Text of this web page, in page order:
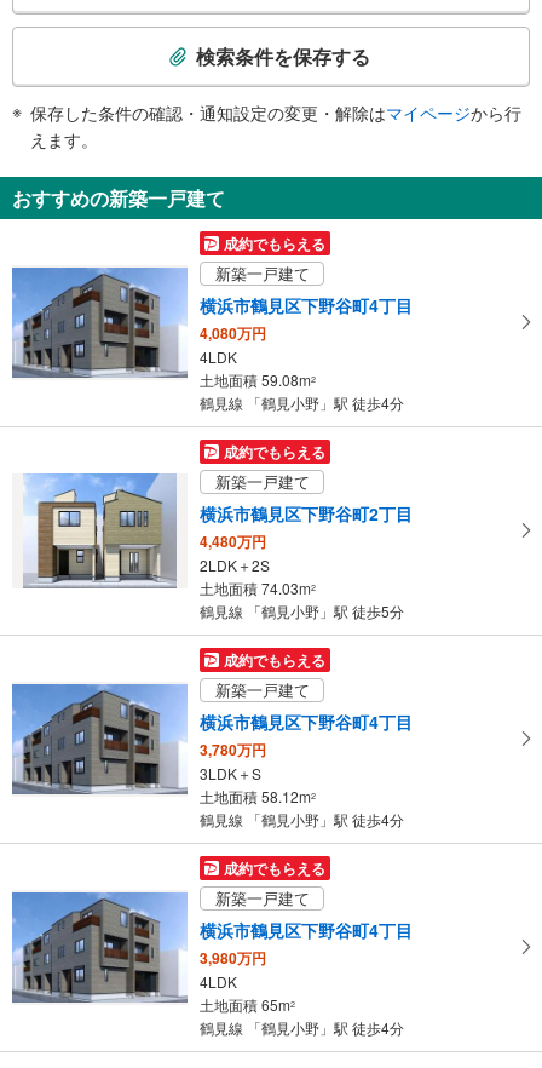
その他
検
知
を
取
る
・
条
イ
ペ
に
存
る
検索条件を保存する
保存した条件の確認・通知設定の変更・解除はマイページから行
えます。
おすすめの新築一戸建て
成約でもらえる
新築一戸建て
横浜市鶴見区下野谷町4丁目
4,080万円
4LDK
土地面積 59.08m2
鶴見線 「鶴見小野」駅 徒歩4分
成約でもらえる
新築一戸建て
横浜市鶴見区下野谷町2丁目
4,480万円
2LDK＋2S
土地面積 74.03m2
鶴見線 「鶴見小野」駅 徒歩5分
成約でもらえる
新築一戸建て
横浜市鶴見区下野谷町4丁目
3,780万円
3LDK＋S
土地面積 58.12m2
鶴見線 「鶴見小野」駅 徒歩4分
成約でもらえる
新築一戸建て
横浜市鶴見区下野谷町4丁目
3,980万円
4LDK
土地面積 65m2
鶴見線 「鶴見小野」駅 徒歩4分